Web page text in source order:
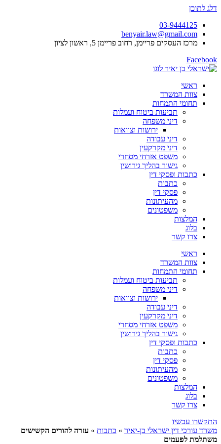
דלג לתוכן
03-9444125
benyair.law@gmail.com
מרכז העסקים פריימן, רחוב פריימן 5, ראשון לציון
Facebook
ראשי
צוות המשרד
תחומי התמחות
תביעות ביטוח ועמלות
דיני משפחה
ירושות וצוואות
דיני עבודה
דיני מקרקעין
משפט אזרחי מסחרי
גישור בהליך גירושין
כתבות ופסקי דין
כתבות
פסקי דין
מהעיתונות
משפטונים
המלצות
בלוג
צרו קשר
ראשי
צוות המשרד
תחומי התמחות
תביעות ביטוח ועמלות
דיני משפחה
ירושות וצוואות
דיני עבודה
דיני מקרקעין
משפט אזרחי מסחרי
גישור בהליך גירושין
כתבות ופסקי דין
כתבות
פסקי דין
מהעיתונות
משפטונים
המלצות
בלוג
צרו קשר
התקשרו עכשיו
משרד עורכי דין ישראלי בן-יאיר » כתבות » עזרה להורים הקשישים
משתלמת לפעמים